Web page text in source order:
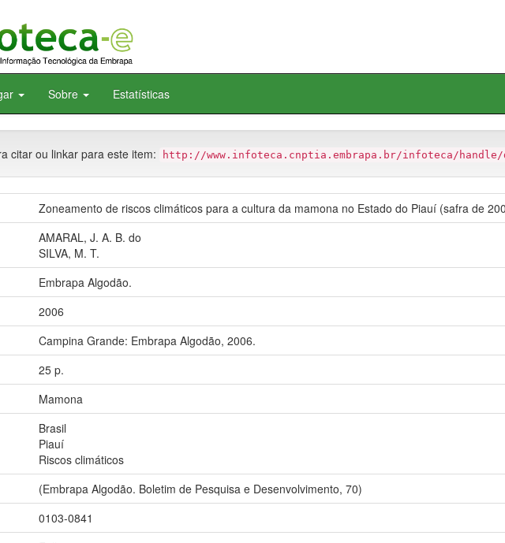
Sobre Estatísticas
citar ou linkar para este item: http://www.infoteca.cnptia.embrapa.br/infoteca/handle/
Zoneamento de riscos climáticos para a cultura da mamona no Estado do Piauí (safra de
AMARAL, J. A. B. do
SILVA, M. T.
Embrapa Algodão.
2006
Campina Grande: Embrapa Algodão, 2006.
25 p.
Mamona
Brasil
Piauí
Riscos climáticos
(Embrapa Algodão. Boletim de Pesquisa e Desenvolvimento, 70)
0103-0841